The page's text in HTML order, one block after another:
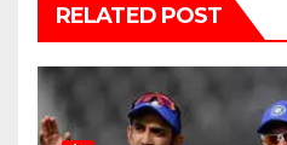
RELATED POST